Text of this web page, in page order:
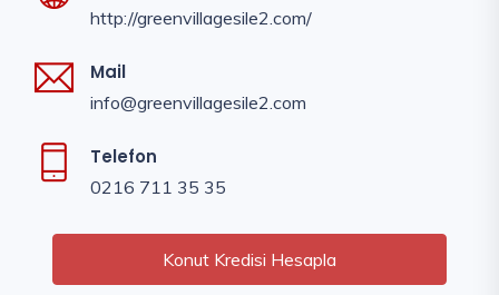
http://greenvillagesile2.com/
Mail
info@greenvillagesile2.com
Telefon
0216 711 35 35
Konut Kredisi Hesapla